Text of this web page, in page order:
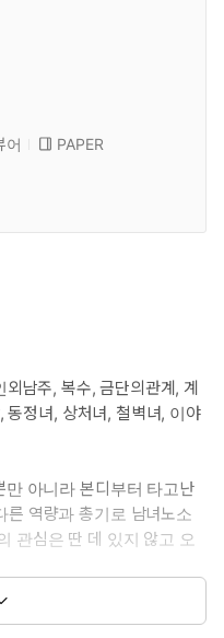
어
PAPER
남주, 복수, 금단의관계, 계
동정녀, 상처녀, 철벽녀, 이야
아니라 본디부터 타고난
역량과 총기로 남녀노소
관심은 딴 데 있지 않고 오
로지 남동생인 이석에게로